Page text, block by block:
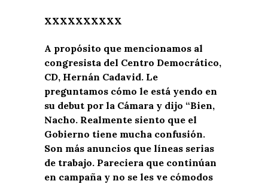
XXXXXXXXXX
A propósito que mencionamos al
congresista del Centro Democrático,
CD, Hernán Cadavid. Le
preguntamos cómo le está yendo en
su debut por la Cámara y dijo “Bien,
Nacho. Realmente siento que el
Gobierno tiene mucha confusión.
Son más anuncios que líneas serias
de trabajo. Pareciera que continúan
en campaña y no se les ve cómodos